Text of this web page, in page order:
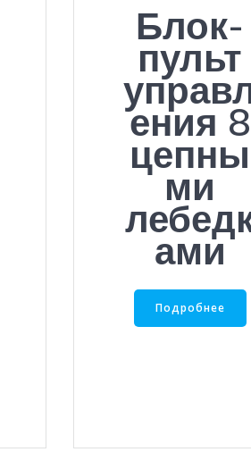
Блок-
пульт
ения 8
цепны
ми
ами
Подробнее